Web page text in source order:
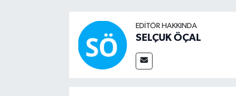
EDITÖR HAKKINDA
SELÇUK ÖÇAL